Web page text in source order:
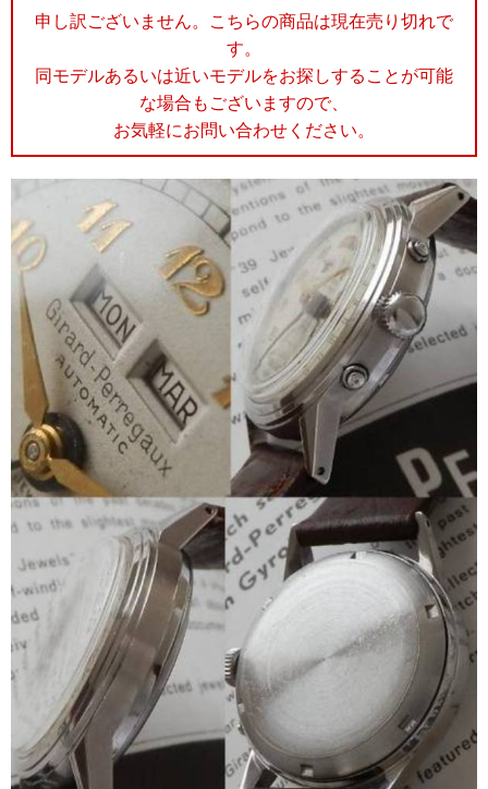
申し訳ございません。こちらの商品は現在売り切れで
す。
同モデルあるいは近いモデルをお探しすることが可能
な場合もございますので、
お気軽にお問い合わせください。